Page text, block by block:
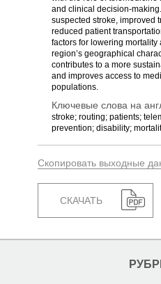
and clinical decision-
suspected stroke, improved
reduced patient
factors for lowering
region’s geographical
contributes to a more
and improves access to
populations.
Ключевые слова на
stroke; routing; patients;
prevention; disability;
Скопировать выходные
СКАЧАТЬ